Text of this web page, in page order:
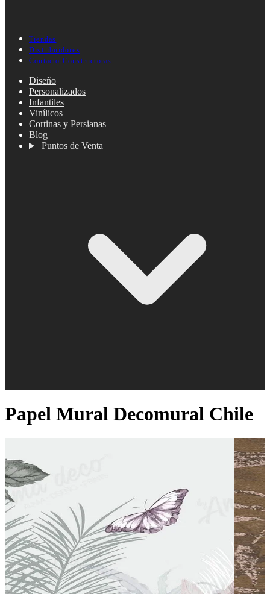
Tiendas
Distribuidores
Contacto Constructoras
Diseño
Personalizados
Infantiles
Vinílicos
Cortinas y Persianas
Blog
Puntos de Venta
Papel Mural Decomural Chile